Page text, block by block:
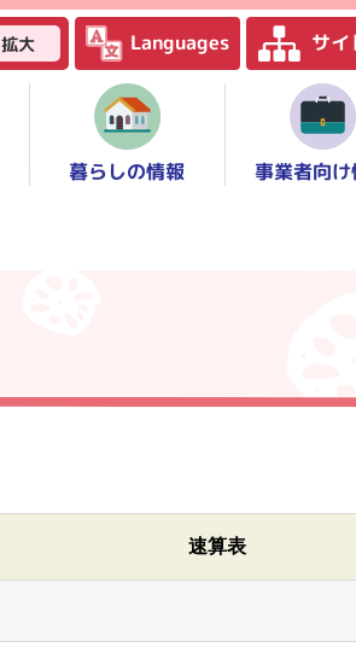
拡大 Languages サイ
暮らしの情報 事業者向
速算表